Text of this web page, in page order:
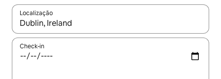
Localização
Quando os resultados estiverem disponíveis, explore-os
Check-in